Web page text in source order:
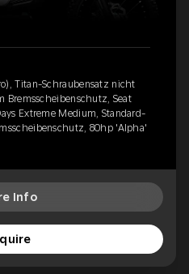
Titan-Schraubensatz nicht
Bremsscheibenschutz, Seat
Extreme Medium, Standard-
80hp 'Alpha'
Info